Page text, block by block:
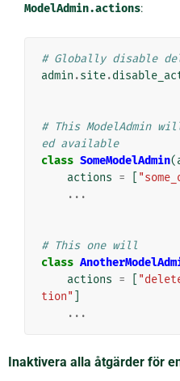
ModelAdmin.actions:
# Globally disable
admin .site.
# This ModelAdmin
ed available
class SomeModelAdmin(
actions =
...
# This one will
class
actions =
tion"
...
Inaktivera alla åtgärder för